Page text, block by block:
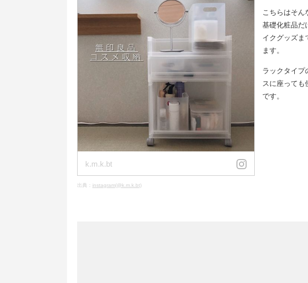
k.m.k.bt
出典： instagram(@k.m.k.bt)
こちらはそん
基礎化粧品だ
イクグッズま
ます。
ラックタイプ
スに座っても
です。